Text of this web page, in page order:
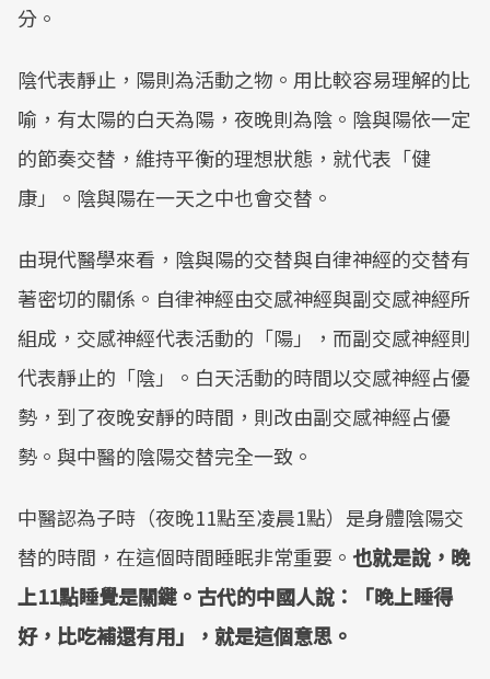
分。
陰代表靜止，陽則為活動之物。用比較容易理解的比
喻，有太陽的白天為陽，夜晚則為陰。陰與陽依一定
的節奏交替，維持平衡的理想狀態，就代表「健
康」。陰與陽在一天之中也會交替。
由現代醫學來看，陰與陽的交替與自律神經的交替有
著密切的關係。自律神經由交感神經與副交感神經所
組成，交感神經代表活動的「陽」，而副交感神經則
代表靜止的「陰」。白天活動的時間以交感神經占優
勢，到了夜晚安靜的時間，則改由副交感神經占優
勢。與中醫的陰陽交替完全一致。
中醫認為子時（夜晚11點至凌晨1點）是身體陰陽交
替的時間，在這個時間睡眠非常重要。 也就是說，晚
上11點睡覺是關鍵。古代的中國人說：「晚上睡得
好，比吃補還有用」，就是這個意思。